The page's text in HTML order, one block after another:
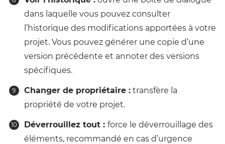
dans laquelle vous pouvez consulter
l’historique des modifications apportées à votre
projet. Vous pouvez générer une copie d’une
version précédente et annoter des versions
spécifiques.
Changer de propriétaire :transfère la
propriété de votre projet.
Déverrouillez tout : force le déverrouillage des
éléments, recommandé en cas d’urgence